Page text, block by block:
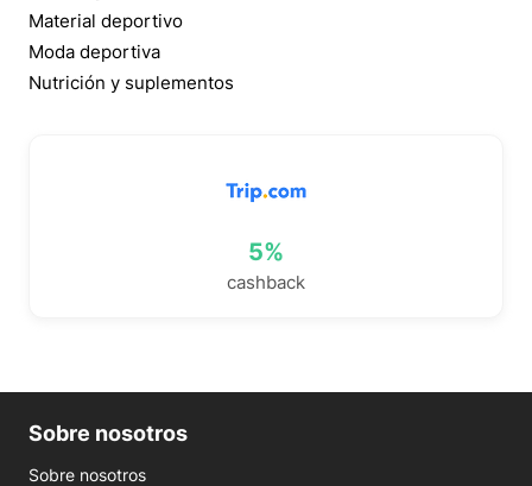
Material deportivo
Moda deportiva
Nutrición y suplementos
5%
cashback
Sobre nosotros
Sobre nosotros